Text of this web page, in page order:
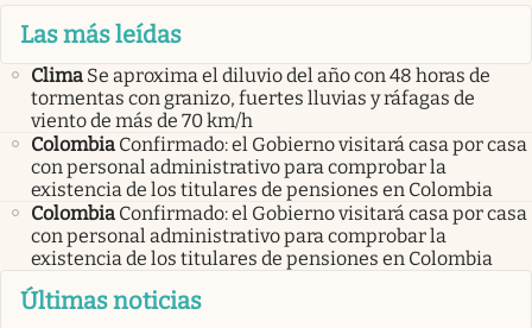
Las más leídas
Clima Se aproxima el diluvio del año con 48 horas de
tormentas con granizo, fuertes lluvias y ráfagas de
viento de más de 70 km/h
Colombia Confirmado: el Gobierno visitará casa por casa
con personal administrativo para comprobar la
existencia de los titulares de pensiones en Colombia
Colombia Confirmado: el Gobierno visitará casa por casa
con personal administrativo para comprobar la
existencia de los titulares de pensiones en Colombia
Últimas noticias